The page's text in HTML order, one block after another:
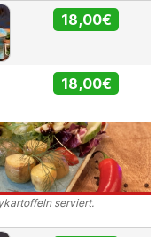
18,00€
18,00€
serviert.